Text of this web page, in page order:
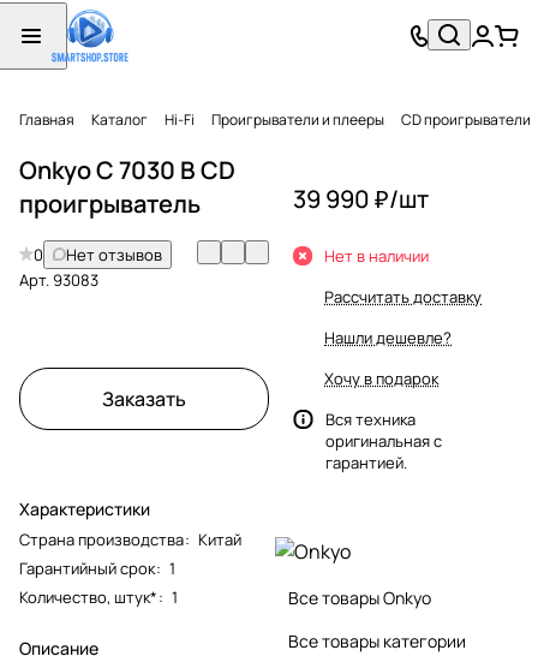
Главная Каталог Hi-Fi Проигрыватели и плееры CD проигрыватели
Onkyo C 7030 B CD
проигрыватель
0
Нет отзывов
Арт.93083
Заказать
Характеристики
Страна производства: Китай
Гарантийный срок: 1
Количество, штук*: 1
Описание
39 990 ₽/шт
Нет в наличии
Рассчитать доставку
Нашли дешевле?
Хочу в подарок
Вся техника
оригинальная с
гарантией.
Все товары Onkyo
Все товары категории